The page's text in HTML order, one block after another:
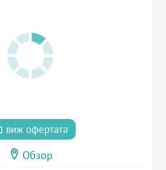
виж офертата
Обзор